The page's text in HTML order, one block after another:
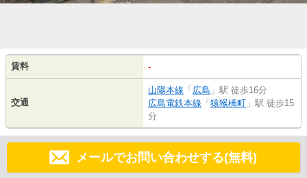
賃料 -
交通
山陽本線 「 広島 」駅 徒歩16分
広島電鉄本線 「 猿猴橋町 」駅 徒歩15
分
メールでお問い合わせする(無料)